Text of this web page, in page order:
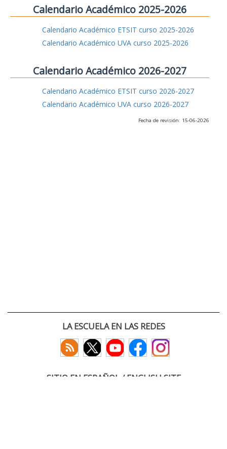
Calendario Académico 2025-2026
Calendario Académico ETSIT curso 2025-2026
Calendario Académico UVA curso 2025-2026
Calendario Académico 2026-2027
Calendario Académico ETSIT curso 2026-2027
Calendario Académico UVA curso 2026-2027
Fecha de revisión: 15-06-2026
LA ESCUELA EN LAS REDES
SITIO EN ESPAÑOL / ENGLISH SITE